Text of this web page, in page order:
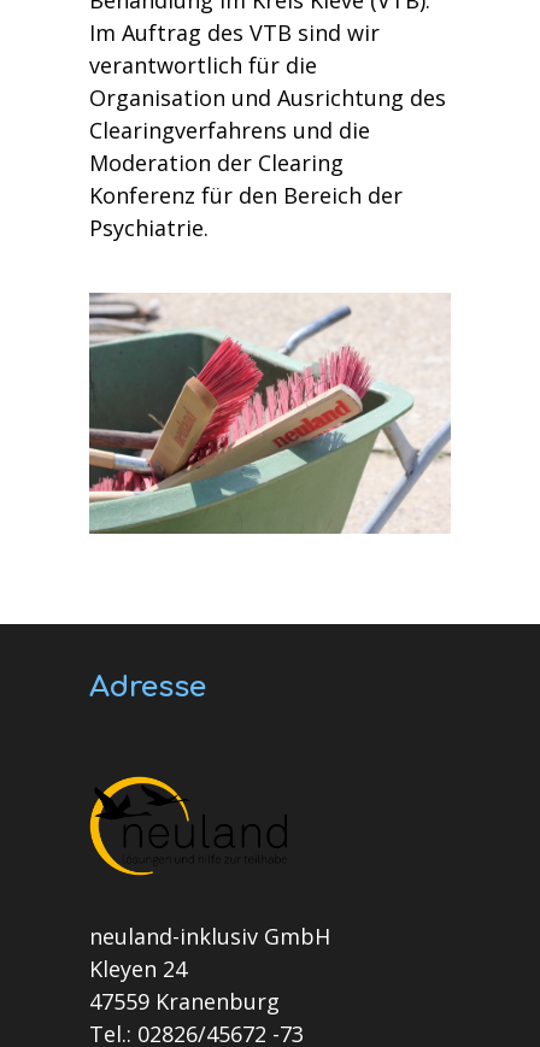
Im Auftrag des VTB sind wir
verantwortlich für die
Organisation und Ausrichtung des
Clearingverfahrens und die
Moderation der Clearing
Konferenz für den Bereich der
Psychiatrie.
Adresse
neuland-inklusiv GmbH
Kleyen 24
47559 Kranenburg
Tel.: 02826/45672 -73